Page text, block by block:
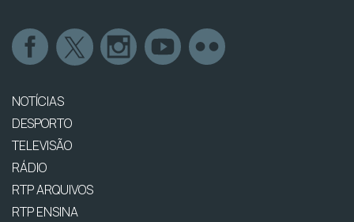
NOTÍCIAS
DESPORTO
TELEVISÃO
RÁDIO
RTP ARQUIVOS
RTP ENSINA